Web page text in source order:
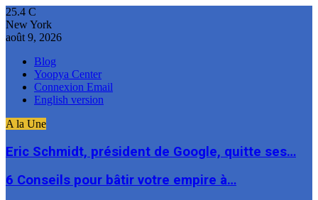
25.4 C
New York
août 9, 2026
Blog
Yoopya Center
Connexion Email
English version
A la Une
Eric Schmidt, président de Google, quitte ses…
6 Conseils pour bâtir votre empire à…